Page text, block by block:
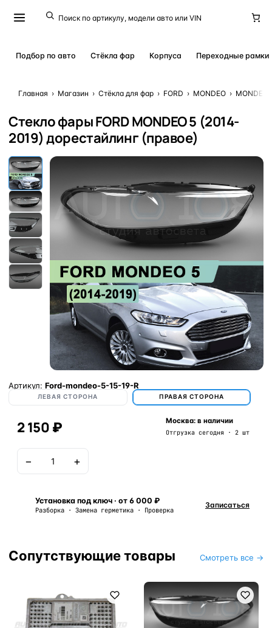
Подбор по авто Стёкла фар Корпуса Переходные рамки
Главная › Магазин › Стёкла для фар › FORD › MONDEO › MONDEO
Стекло фары FORD MONDEO 5 (2014-
2019) дорестайлинг (правое)
Артикул: Ford-mondeo-5-15-19-R
ЛЕВАЯ СТОРОНА ПРАВАЯ СТОРОНА
2 150 ₽ Москва: в наличии
Отгрузка сегодня · 2 шт
− +
Установка под ключ · от 6 000 ₽
Разборка · Замена герметика · Проверка
Записаться
Сопутствующие товары Смотреть все →